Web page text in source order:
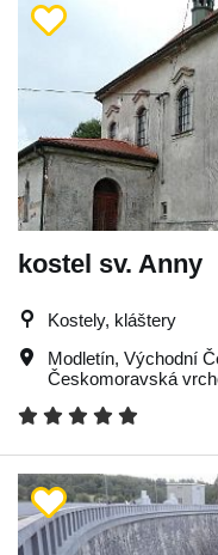
kostel sv. Anny
Kostely, kláštery
Modletín, Východní
Českomoravská